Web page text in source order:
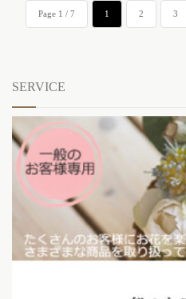
Page 1 / 7 1 2 3
SERVICE